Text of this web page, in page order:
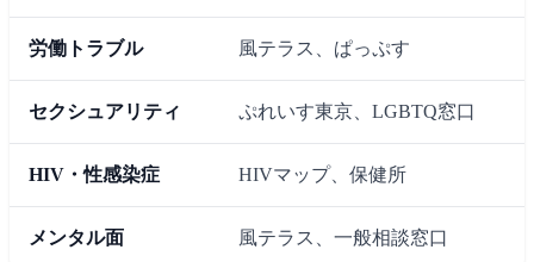
労働トラブル 風テラス、ぱっぷす
セクシュアリティ ぷれいす東京、LGBTQ窓口
HIV・性感染症 HIVマップ、保健所
メンタル面 風テラス、一般相談窓口